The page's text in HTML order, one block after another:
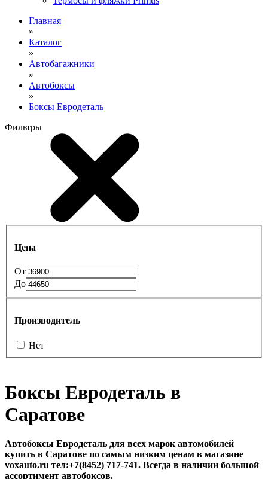
Главная
»
Каталог
»
Автобагажники
»
Автобоксы
»
Боксы Евродеталь
Фильтры
Цена
От
До
Производитель
Нет
Боксы Евродеталь в
Саратове
Автобоксы Евродеталь для всех марок автомобилей
купить в Саратове по самым низким ценам в магазине
voxauto.ru тел:+7(8452) 717-741. Всегда в наличии большой
ассортимент автобоксов.